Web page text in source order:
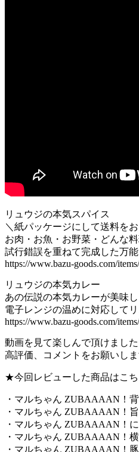
リュウジの本気スパイス
＼紙パッケージにして送料を
お肉・お魚・お野菜・どんな
試行錯誤を重ねて完成した万能
https://www.bazu-goods.com/
リュウジの本気カレー
あの伝説の本気カレーが美味し
電子レンジの温めに対応してリ
https://www.bazu-goods.com/
動画を見て楽しんで頂けました
高評価、コメントをお願いしま
★今回レビューした商品はこち
・マルちゃん ZUBAAAAN！
・マルちゃん ZUBAAAAN！
・マルちゃん ZUBAAAAN！
・マルちゃん ZUBAAAAN！
・マルちゃん ZUBAAAAN！